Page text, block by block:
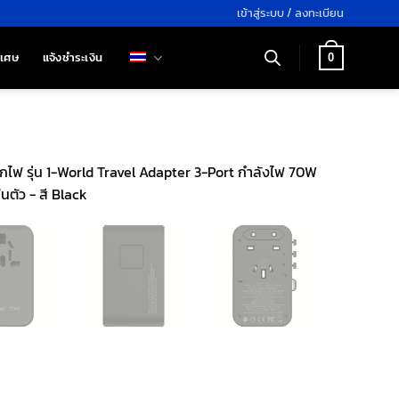
เข้าสู่ระบบ / ลงทะเบียน
ศษ แจ้งชำระเงิน 0